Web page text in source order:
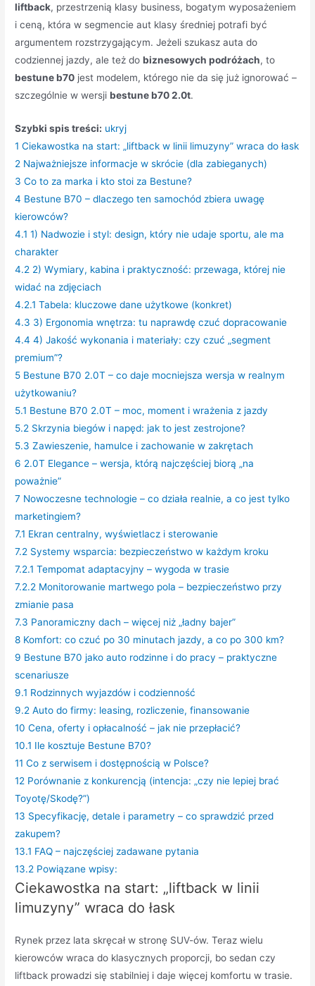
liftback, przestrzenią klasy business, bogatym wyposażeniem
i ceną, która w segmencie aut klasy średniej potrafi być
argumentem rozstrzygającym. Jeżeli szukasz auta do
codziennej jazdy, ale też dobiznesowych podróżach, to
bestune b70 jest modelem, którego nie da się już ignorować –
szczególnie w wersjibestune b70 2.0t.
Szybki spis treści: ukryj
1 Ciekawostka na start: „liftback w linii limuzyny” wraca do łask
2 Najważniejsze informacje w skrócie (dla zabieganych)
3 Co to za marka i kto stoi za Bestune?
4 Bestune B70 – dlaczego ten samochód zbiera uwagę
kierowców?
4.1 1) Nadwozie i styl: design, który nie udaje sportu, ale ma
charakter
4.2 2) Wymiary, kabina i praktyczność: przewaga, której nie
widać na zdjęciach
4.2.1 Tabela: kluczowe dane użytkowe (konkret)
4.3 3) Ergonomia wnętrza: tu naprawdę czuć dopracowanie
4.4 4) Jakość wykonania i materiały: czy czuć „segment
premium”?
5 Bestune B70 2.0T – co daje mocniejsza wersja w realnym
użytkowaniu?
5.1 Bestune B70 2.0T – moc, moment i wrażenia z jazdy
5.2 Skrzynia biegów i napęd: jak to jest zestrojone?
5.3 Zawieszenie, hamulce i zachowanie w zakrętach
6 2.0T Elegance – wersja, którą najczęściej biorą „na
poważnie”
7 Nowoczesne technologie – co działa realnie, a co jest tylko
marketingiem?
7.1 Ekran centralny, wyświetlacz i sterowanie
7.2 Systemy wsparcia: bezpieczeństwo w każdym kroku
7.2.1 Tempomat adaptacyjny – wygoda w trasie
7.2.2 Monitorowanie martwego pola – bezpieczeństwo przy
zmianie pasa
7.3 Panoramiczny dach – więcej niż „ładny bajer”
8 Komfort: co czuć po 30 minutach jazdy, a co po 300 km?
9 Bestune B70 jako auto rodzinne i do pracy – praktyczne
scenariusze
9.1 Rodzinnych wyjazdów i codzienność
9.2 Auto do firmy: leasing, rozliczenie, finansowanie
10 Cena, oferty i opłacalność – jak nie przepłacić?
10.1 Ile kosztuje Bestune B70?
11 Co z serwisem i dostępnością w Polsce?
12 Porównanie z konkurencją (intencja: „czy nie lepiej brać
Toyotę/Skodę?”)
13 Specyfikację, detale i parametry – co sprawdzić przed
zakupem?
13.1 FAQ – najczęściej zadawane pytania
13.2 Powiązane wpisy:
Ciekawostka na start: „liftback w linii
limuzyny” wraca do łask
Rynek przez lata skręcał w stronę SUV-ów. Teraz wielu
kierowców wraca do klasycznych proporcji, bo sedan czy
liftback prowadzi się stabilniej i daje więcej komfortu w trasie.